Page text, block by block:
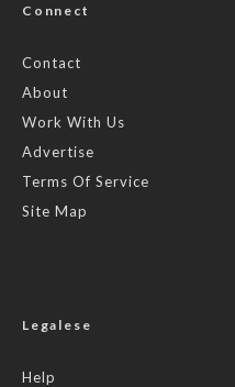
Connect
Contact
About
Work With Us
Advertise
Terms Of Service
Site Map
Legalese
Help